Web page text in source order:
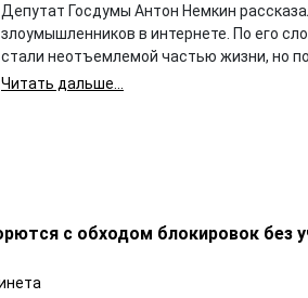
Депутат Госдумы Антон Немкин
злоумышленников в интернете. По его
стали неотъемлемой частью жизни, но
Читать дальше...
с обходом блокировок без